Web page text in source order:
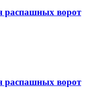
распашных ворот
распашных ворот